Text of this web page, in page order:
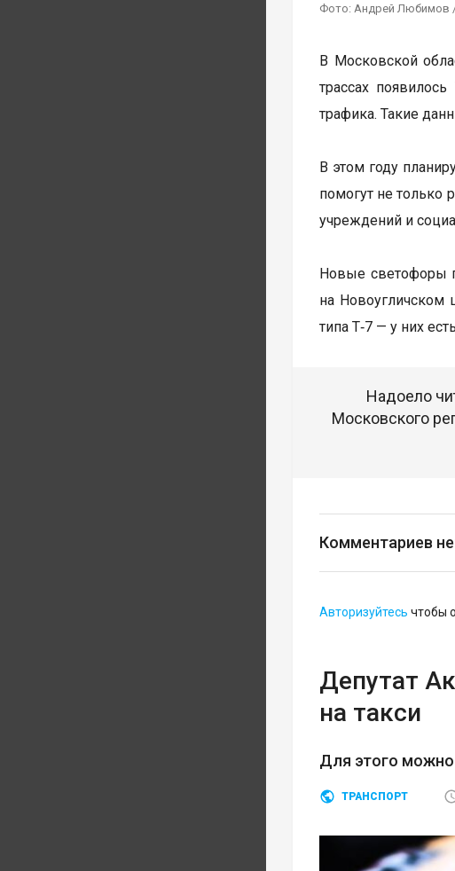
Фото: Андрей Любимов
В Московской
трассах
трафика. Такие
В этом году
помогут не только
учреждений и
Новые светофоры
на
типа Т‑7 — у них
Надоело
Московского
Комментариев
Авторизуйтесь чтобы
Депутат
на такси
Для этого можно
ТРАНСПОРТ